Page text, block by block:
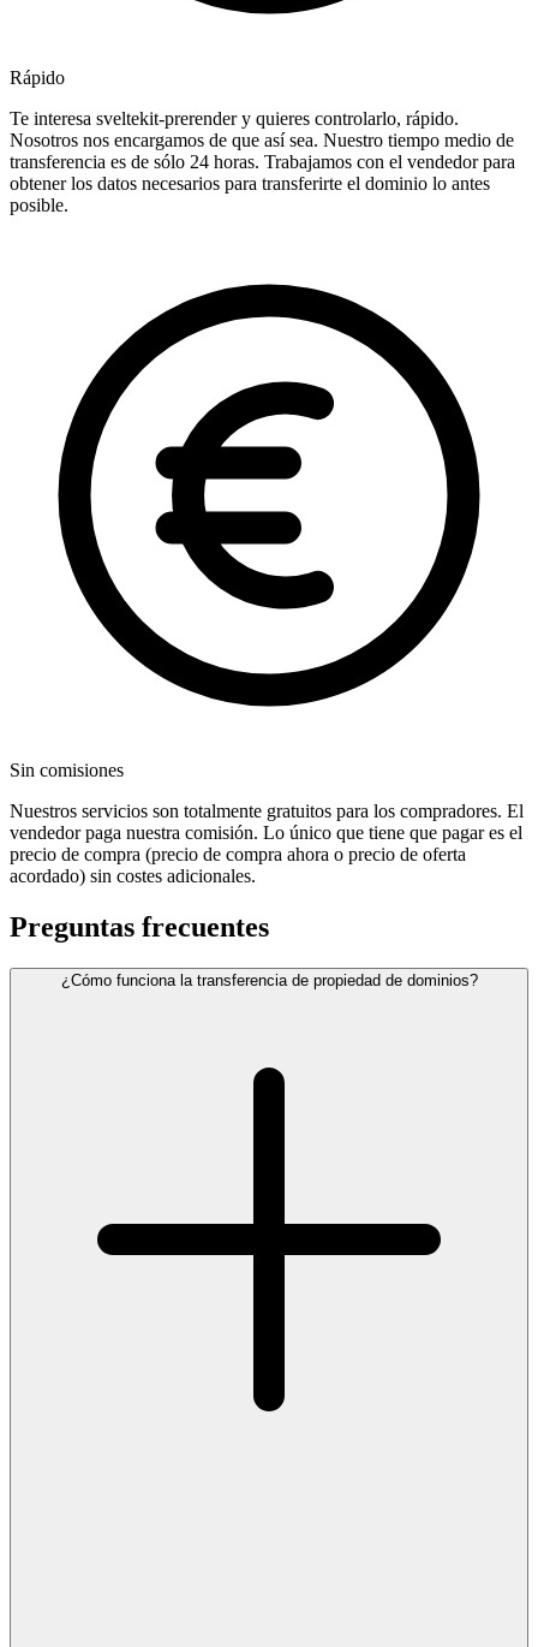
Rápido
Te interesa sveltekit-prerender y quieres controlarlo, rápido.
Nosotros nos encargamos de que así sea. Nuestro tiempo medio de
transferencia es de sólo 24 horas. Trabajamos con el vendedor para
obtener los datos necesarios para transferirte el dominio lo antes
posible.
Sin comisiones
Nuestros servicios son totalmente gratuitos para los compradores. El
vendedor paga nuestra comisión. Lo único que tiene que pagar es el
precio de compra (precio de compra ahora o precio de oferta
acordado) sin costes adicionales.
Preguntas frecuentes
¿Cómo funciona la transferencia de propiedad de dominios?